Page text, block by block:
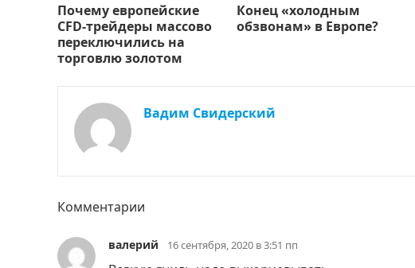
Почему европейские
CFD-трейдеры массово
переключились на
торговлю золотом
Конец «холодным
обзвонам» в Европе?
Вадим Свидерский
Комментарии
валерий 16 сентября, 2020 в 3:51 пп